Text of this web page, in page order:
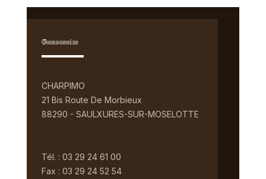
Coordonnées
CHARPIMO
21 Bis Route De Morbieux
88290 - SAULXURES-SUR-MOSELOTTE
Tél. : 03 29 24 61 00
Fax : 03 29 24 52 54